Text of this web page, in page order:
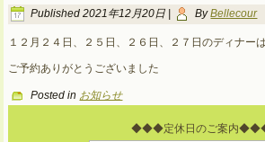
Published 2021年12月20日 By Bellecour
１２月２４日、２５日、２６日、２７日のディナー
ご予約ありがとうございました
Posted in お知らせ
◆◆◆定休日のご案内